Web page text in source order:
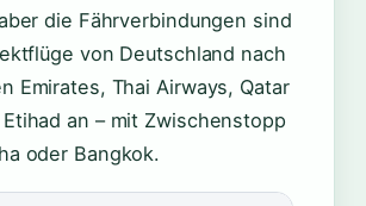
die Fährverbindungen sind
von Deutschland nach
Emirates, Thai Airways, Qatar
an – mit Zwischenstopp
oder Bangkok.